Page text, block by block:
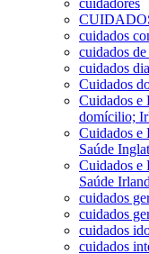
cuidados
cuidados de
cuidados dia
Cuidados
Cuidados e
domícilio;
Cuidados e
Saúde
Cuidados e
Saúde
cuidados
cuidados
cuidados
cuidados